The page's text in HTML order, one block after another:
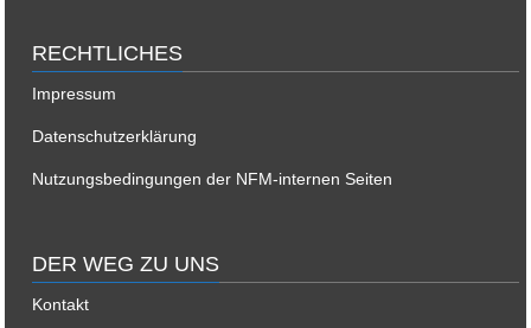
RECHTLICHES
Impressum
Datenschutzerklärung
Nutzungsbedingungen der NFM-internen Seiten
DER WEG ZU UNS
Kontakt